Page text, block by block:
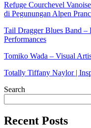
Refuge Courchevel
di Pegunungan Alpen
Tail Dragger Blues Band
Performances
Tomiko Wada – Visual
Totally Tiffany Naylor |
Search
Recent Posts